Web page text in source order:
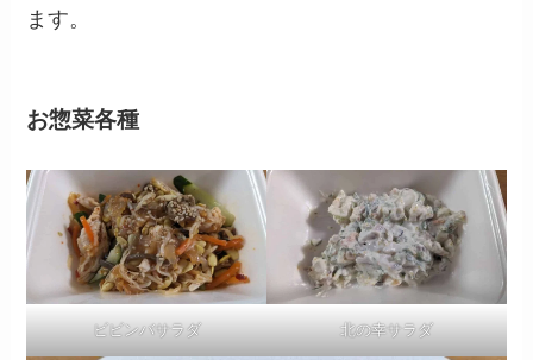
ます。
お惣菜各種
ビビンバサラダ 北の幸サラダ